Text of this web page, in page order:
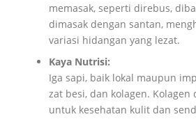
memasak, seperti direbus,
dimasak dengan santan,
variasi hidangan yang lezat.
Kaya Nutrisi:
Iga sapi, baik lokal maupun
zat besi, dan kolagen. Kolagen
untuk kesehatan kulit dan